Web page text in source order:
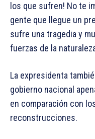
los que sufren! No te
gente que llegue un
sufre una tragedia y
fuerzas de la
La expresidenta
gobierno nacional
en comparación con
reconstrucciones.